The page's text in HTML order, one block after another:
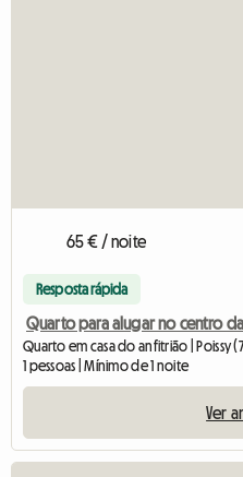
65 € / noite
Resposta rápida
Quarto para alugar no centro
Quarto em casa do anfitrião | Poissy
1 pessoas | Mínimo de 1 noite
Ver